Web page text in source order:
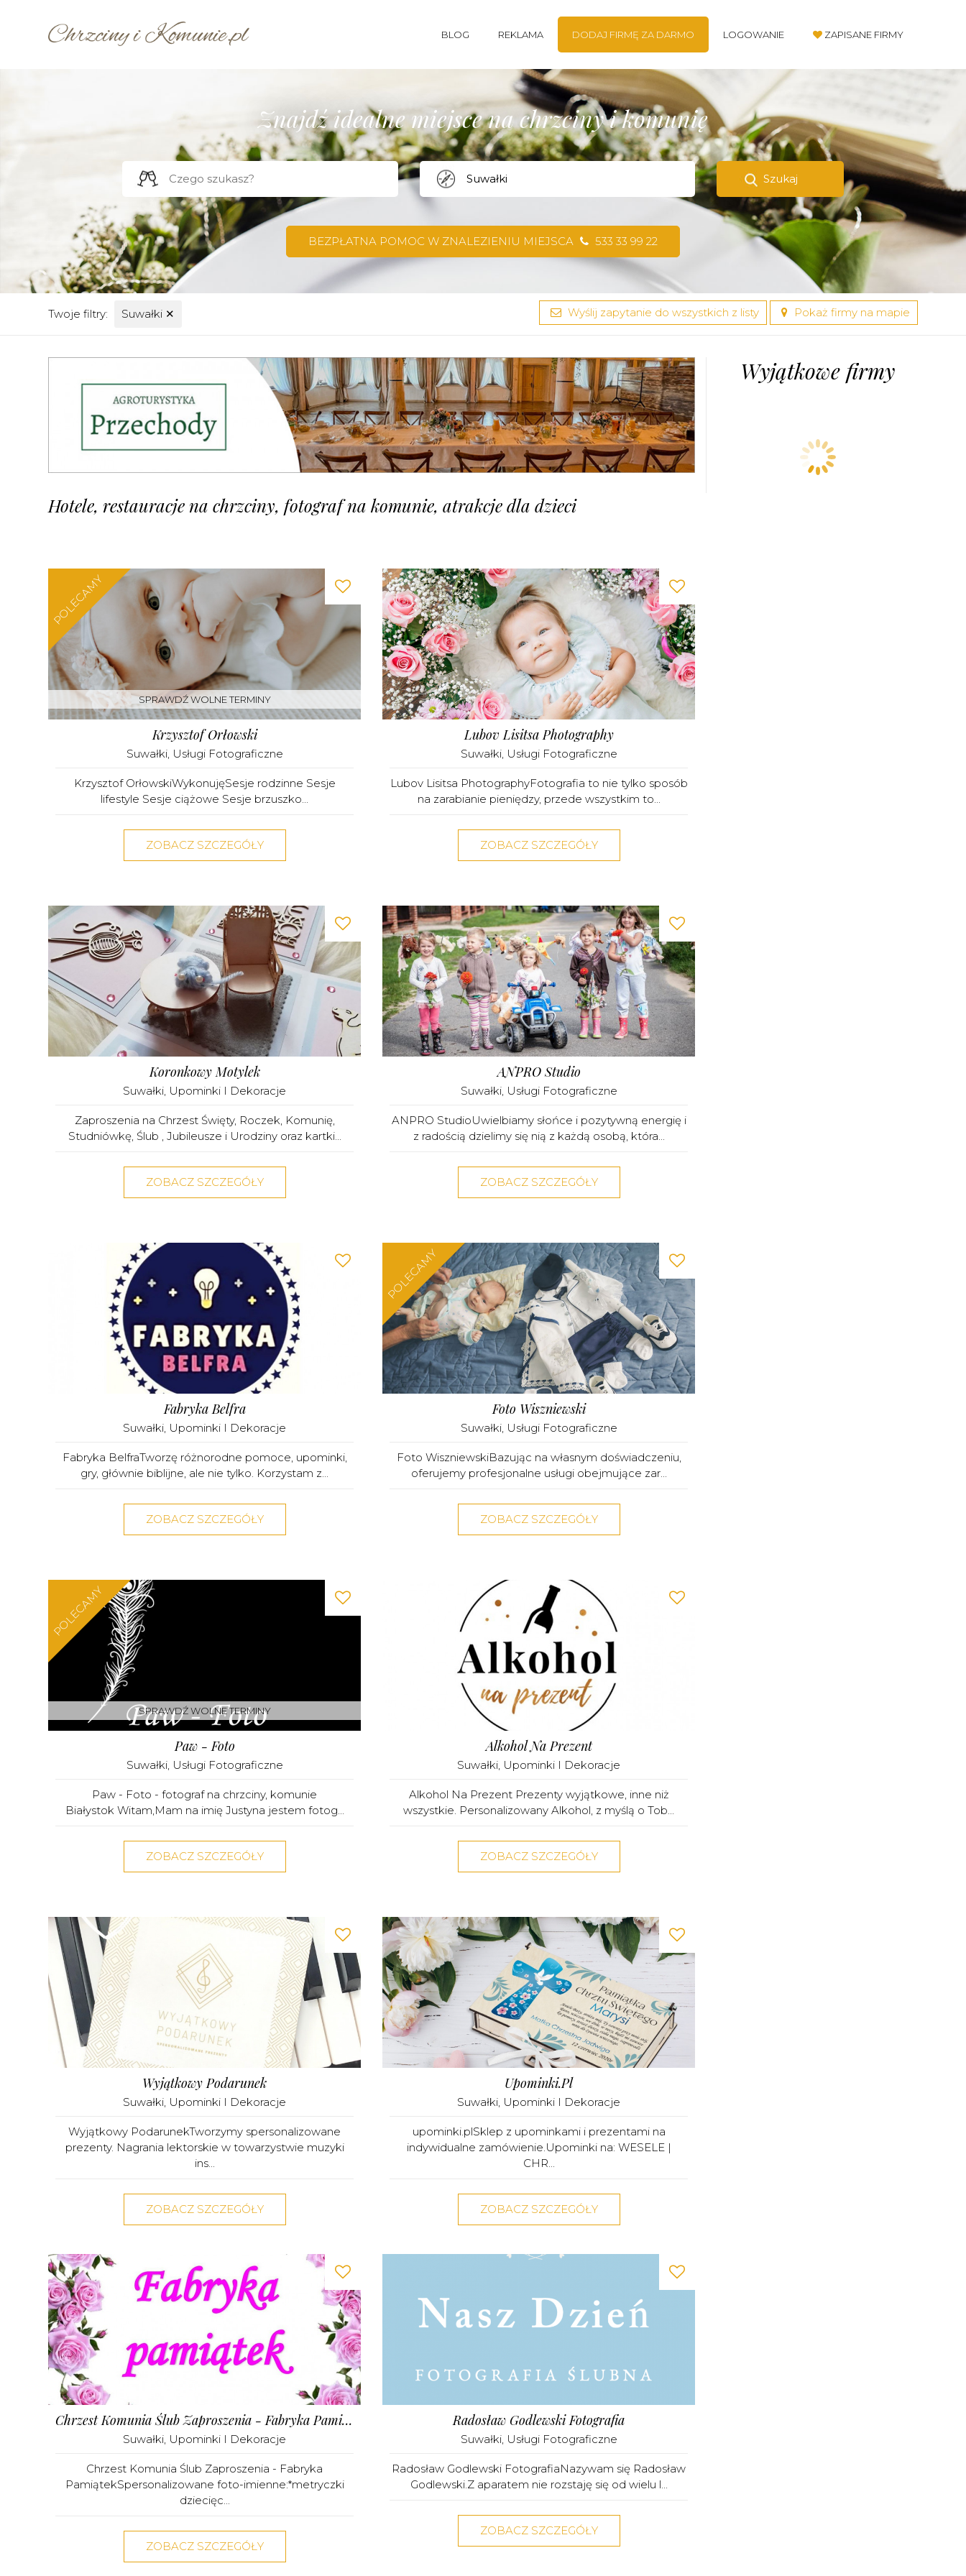
BLOG REKLAMA DODAJ FIRMĘ ZA DARMO LOGOWANIE ZAPISANE FIRMY
Znajdź idealne miejsce na chrzciny i komunię
Szukaj
BEZPŁATNA POMOC W ZNALEZIENIU MIEJSCA 533 33 99 22
Twoje filtry: Suwałki ✕ Wyślij zapytanie do wszystkich z listy Pokaż firmy na mapie
Hotele, restauracje na chrzciny, fotograf na komunie, atrakcje dla dzieci
POLECAMY
SPRAWDŹ WOLNE TERMINY
Krzysztof Orłowski
Suwałki, Usługi Fotograficzne
Krzysztof OrłowskiWykonujęSesje rodzinne Sesje
lifestyle Sesje ciążowe Sesje brzuszko...
ZOBACZ SZCZEGÓŁY
Lubov Lisitsa Photography
Suwałki, Usługi Fotograficzne
Lubov Lisitsa PhotographyFotografia to nie tylko sposób
na zarabianie pieniędzy, przede wszystkim to...
ZOBACZ SZCZEGÓŁY
Koronkowy Motylek
Suwałki Upominki I Dekoracje
Zaproszenia na Chrzest Święty, Roczek, Komunię,
Studniówkę, Ślub , Jubileusze i Urodziny oraz kartki...
ZOBACZ SZCZEGÓŁY
ANPRO Studio
Suwałki, Usługi Fotograficzne
ANPRO StudioUwielbiamy słońce i pozytywną energię i
z radością dzielimy się nią z każdą osobą, która...
ZOBACZ SZCZEGÓŁY
Fabryka Belfra
Suwałki Upominki I Dekoracje
Fabryka BelfraTworzę różnorodne pomoce, upominki,
gry, głównie biblijne, ale nie tylko. Korzystam z...
ZOBACZ SZCZEGÓŁY
POLECAMY
Foto Wiszniewski
Suwałki, Usługi Fotograficzne
Foto WiszniewskiBazując na własnym doświadczeniu,
oferujemy profesjonalne usługi obejmujące zar...
ZOBACZ SZCZEGÓŁY
POLECAMY
SPRAWDŹ WOLNE TERMINY
Paw - Foto
Suwałki, Usługi Fotograficzne
Paw - Foto - fotograf na chrzciny, komunie
Białystok Witam,Mam na imię Justyna jestem fotog...
ZOBACZ SZCZEGÓŁY
Alkohol Na Prezent
Suwałki Upominki I Dekoracje
Alkohol Na Prezent Prezenty wyjątkowe, inne niż
wszystkie. Personalizowany Alkohol, z myślą o Tob...
ZOBACZ SZCZEGÓŁY
Wyjątkowy Podarunek
Suwałki Upominki I Dekoracje
Wyjątkowy PodarunekTworzymy spersonalizowane
prezenty. Nagrania lektorskie w towarzystwie muzyki
ins...
ZOBACZ SZCZEGÓŁY
Upominki.pl
Suwałki Upominki I Dekoracje
upominki.plSklep z upominkami i prezentami na
indywidualne zamówienie.Upominki na: WESELE |
CHR...
ZOBACZ SZCZEGÓŁY
Chrzest Komunia Ślub Zaproszenia - Fabryka Pamiątek
Suwałki Upominki I Dekoracje
Chrzest Komunia Ślub Zaproszenia - Fabryka
PamiątekSpersonalizowane foto-imienne:*metryczki
dziecięc...
ZOBACZ SZCZEGÓŁY
Radosław Godlewski Fotografia
Suwałki, Usługi Fotograficzne
Radosław Godlewski FotografiaNazywam się Radosław
Godlewski.Z aparatem nie rozstaję się od wielu l...
ZOBACZ SZCZEGÓŁY
Wyjątkowe firmy